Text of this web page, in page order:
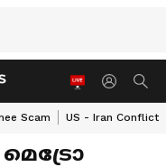
Scam US - Iran Conflict